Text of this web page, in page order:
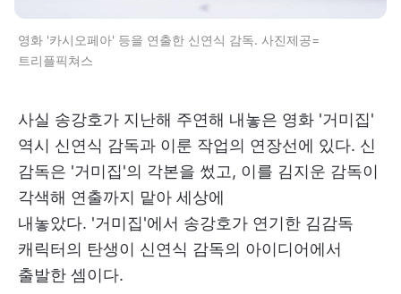
영화 '카시오페아' 등을 연출한 신연식 감독. 사진제공=
트리플픽쳐스
사실 송강호가 지난해 주연해 내놓은 영화 '거미집'
역시 신연식 감독과 이룬 작업의 연장선에 있다. 신
감독은 '거미집'의 각본을 썼고, 이를 김지운 감독이
각색해 연출까지 맡아 세상에
내놓았다. '거미집'에서 송강호가 연기한 김감독
캐릭터의 탄생이 신연식 감독의 아이디어에서
출발한 셈이다.